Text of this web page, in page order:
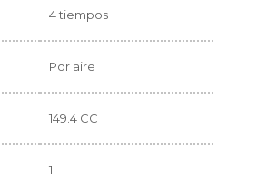
4 tiempos
Por aire
149.4 CC
1